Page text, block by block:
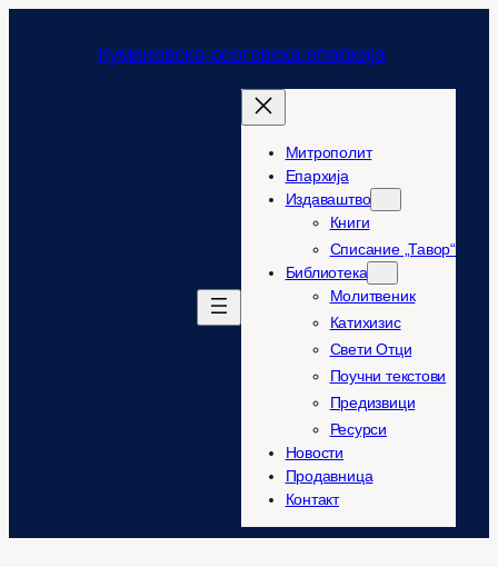
содржината
Кумановско-осоговска епархија
Митрополит
Епархија
Издаваштво
Книги
Списание „Тавор“
Библиотека
Молитвеник
Катихизис
Свети Отци
Поучни текстови
Предизвици
Ресурси
Новости
Продавница
Контакт